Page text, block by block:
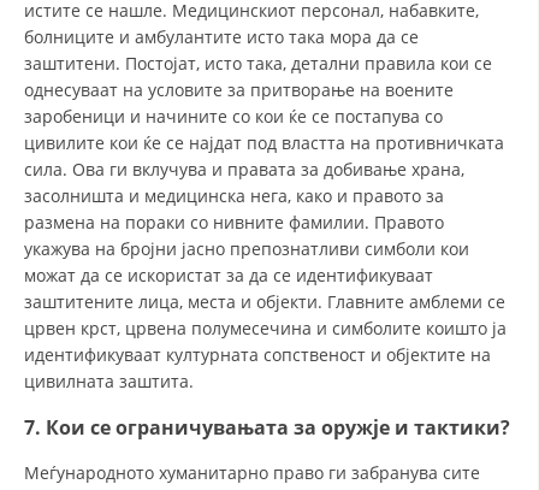
истите се нашле. Медицинскиот персонал, набавките,
болниците и амбулантите исто така мора да се
заштитени. Постојат, исто така, детални правила кои се
однесуваат на условите за притворање на воените
заробеници и начините со кои ќе се постапува со
цивилите кои ќе се најдат под властта на противничката
сила. Ова ги вклучува и правата за добивање храна,
засолништа и медицинска нега, како и правото за
размена на пораки со нивните фамилии. Правото
укажува на бројни јасно препознатливи симболи кои
можат да се искористат за да се идентификуваат
заштитените лица, места и објекти. Главните амблеми се
црвен крст, црвена полумесечина и симболите коишто ја
идентификуваат културната сопственост и објектите на
цивилната заштита.
7. Кои се ограничувањата за оружје и тактики?
Меѓународното хуманитарно право ги забранува сите